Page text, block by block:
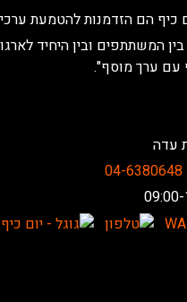
כיף הם הזדמנות להטמעת
המשתתפים ובין היחיד
עם ערך מוסף".